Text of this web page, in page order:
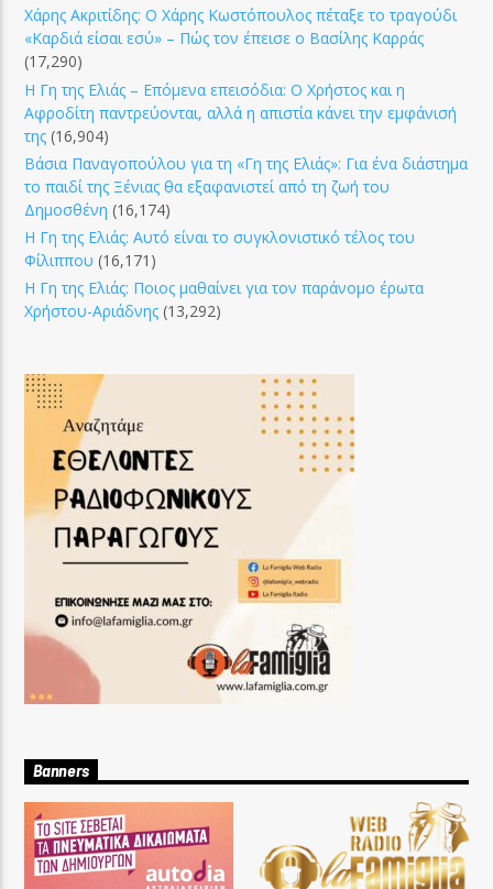
Χάρης Ακριτίδης: Ο Χάρης Κωστόπουλος πέταξε το τραγούδι
«Καρδιά είσαι εσύ» – Πώς τον έπεισε ο Βασίλης Καρράς
(17,290)
Η Γη της Ελιάς – Επόμενα επεισόδια: Ο Χρήστος και η
Αφροδίτη παντρεύονται, αλλά η απιστία κάνει την εμφάνισή
της (16,904)
Βάσια Παναγοπούλου για τη «Γη της Ελιάς»: Για ένα διάστημα
το παιδί της Ξένιας θα εξαφανιστεί από τη ζωή του
Δημοσθένη (16,174)
Η Γη της Ελιάς: Αυτό είναι το συγκλονιστικό τέλος του
Φίλιππου (16,171)
Η Γη της Ελιάς: Ποιος μαθαίνει για τον παράνομο έρωτα
Χρήστου-Αριάδνης (13,292)
Banners